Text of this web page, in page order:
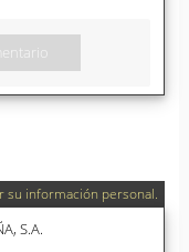
información personal.
S.A.